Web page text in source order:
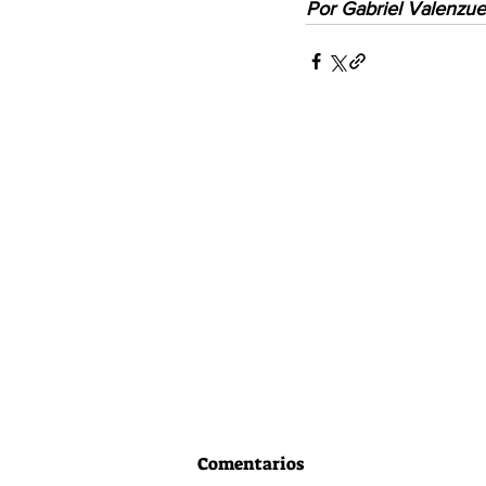
Por Gabriel
Comentarios